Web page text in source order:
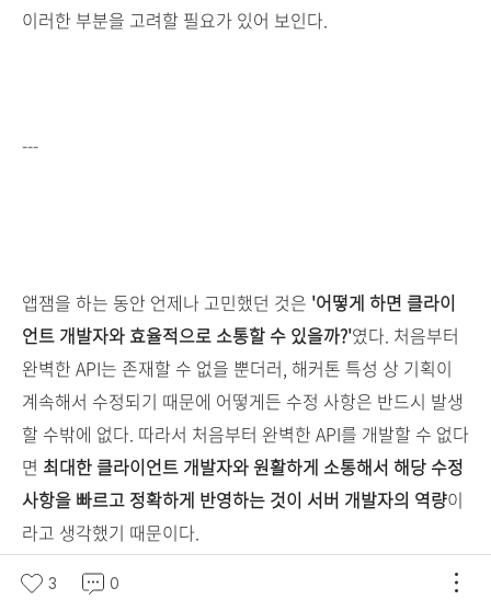
이러한 부분을 고려할 필요가 있어 보인다.
---
앱잼을 하는 동안 언제나 고민했던 것은 '어떻게 하면 클라이
언트 개발자와 효율적으로 소통할 수 있을까?'였다. 처음부터
완벽한 API는 존재할 수 없을 뿐더러, 해커톤 특성 상 기획이
계속해서 수정되기 때문에 어떻게든 수정 사항은 반드시 발생
할 수밖에 없다. 따라서 처음부터 완벽한 API를 개발할 수 없다
면 최대한 클라이언트 개발자와 원활하게 소통해서 해당 수정
사항을 빠르고 정확하게 반영하는 것이 서버 개발자의 역량이
라고 생각했기 때문이다.
지금 다시 돌아보면 정말 효율적인 선택을 했다고 생각되는 부
3 0